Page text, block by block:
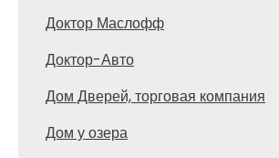
Доктор Маслофф
Доктор-Авто
Дом Дверей, торговая компания
Дом у озера